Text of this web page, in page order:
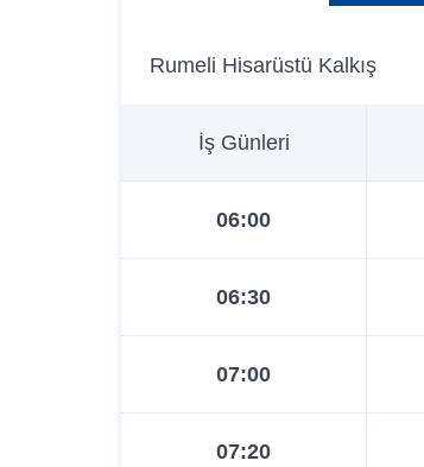
Rumeli Hisarüstü Kalkış
İş Günleri
06:00
06:30
07:00
07:20